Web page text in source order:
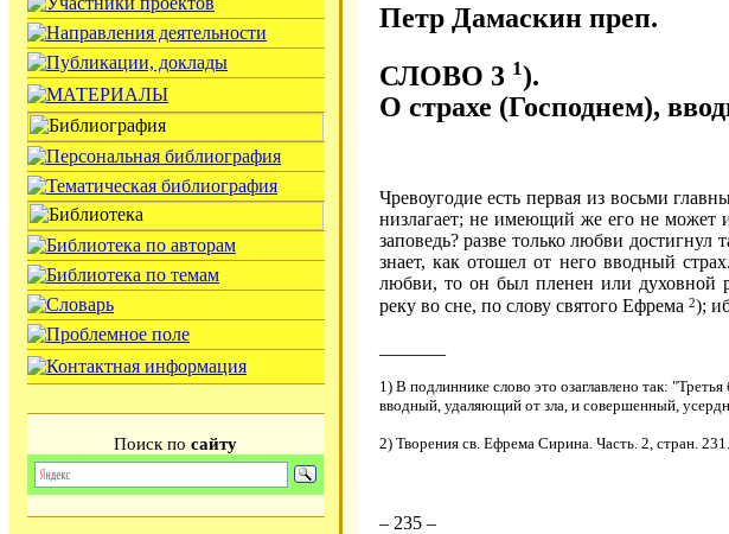
Поиск по сайту
Петр Дамаскин преп.
СЛОВО 3 1).
О страхе (Господнем),
Чревоугодие есть первая из восьми
низлагает; не имеющий же его не может
заповедь? разве только любви
знает, как отошел от него вводный
любви, то он был пленен или духовной
реку во сне, по слову святого Ефрема 2);
1) В подлиннике слово это озаглавлено так:
вводный, удаляющий от зла, и совершенный,
2) Творения св. Ефрема Сирина. Часть. 2, стран.
– 235 –